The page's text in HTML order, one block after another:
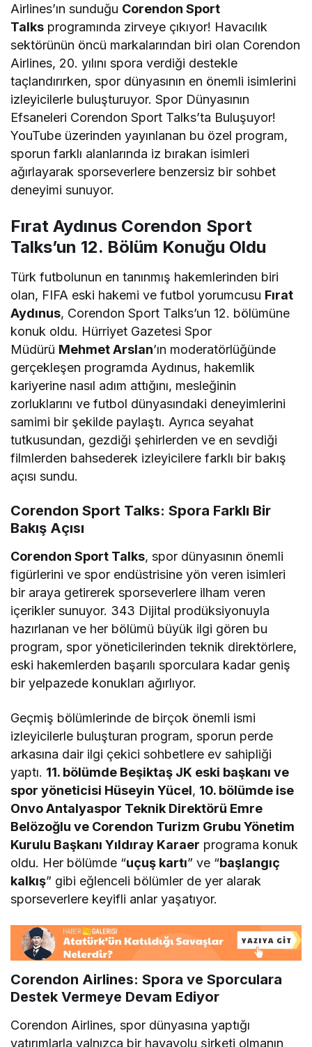
Airlines’ın sunduğu Corendon Sport
Talks programında zirveye çıkıyor! Havacılık
sektörünün öncü markalarından biri olan Corendon
Airlines, 20. yılını spora verdiği destekle
taçlandırırken, spor dünyasının en önemli isimlerini
izleyicilerle buluşturuyor. Spor Dünyasının
Efsaneleri Corendon Sport Talks’ta Buluşuyor!
YouTube üzerinden yayınlanan bu özel program,
sporun farklı alanlarında iz bırakan isimleri
ağırlayarak sporseverlere benzersiz bir sohbet
deneyimi sunuyor.
Fırat Aydınus Corendon Sport
Talks’un 12. Bölüm Konuğu Oldu
Türk futbolunun en tanınmış hakemlerinden biri
olan, FIFA eski hakemi ve futbol yorumcusu Fırat
Aydınus, Corendon Sport Talks’un 12. bölümüne
konuk oldu. Hürriyet Gazetesi Spor
Müdürü Mehmet Arslan’ın moderatörlüğünde
gerçekleşen programda Aydınus, hakemlik
kariyerine nasıl adım attığını, mesleğinin
zorluklarını ve futbol dünyasındaki deneyimlerini
samimi bir şekilde paylaştı. Ayrıca seyahat
tutkusundan, gezdiği şehirlerden ve en sevdiği
filmlerden bahsederek izleyicilere farklı bir bakış
açısı sundu.
Corendon Sport Talks: Spora Farklı Bir
Bakış Açısı
Corendon Sport Talks, spor dünyasının önemli
figürlerini ve spor endüstrisine yön veren isimleri
bir araya getirerek sporseverlere ilham veren
içerikler sunuyor. 343 Dijital prodüksiyonuyla
hazırlanan ve her bölümü büyük ilgi gören bu
program, spor yöneticilerinden teknik direktörlere,
eski hakemlerden başarılı sporculara kadar geniş
bir yelpazede konukları ağırlıyor.
Geçmiş bölümlerinde de birçok önemli ismi
izleyicilerle buluşturan program, sporun perde
arkasına dair ilgi çekici sohbetlere ev sahipliği
yaptı. 11. bölümde Beşiktaş JK eski başkanı ve
spor yöneticisi Hüseyin Yücel, 10. bölümde ise
Onvo Antalyaspor Teknik Direktörü Emre
Belözoğlu ve Corendon Turizm Grubu Yönetim
Kurulu Başkanı Yıldıray Karaer programa konuk
oldu. Her bölümde “uçuş kartı” ve “başlangıç
kalkış” gibi eğlenceli bölümler de yer alarak
sporseverlere keyifli anlar yaşatıyor.
Corendon Airlines: Spora ve Sporculara
Destek Vermeye Devam Ediyor
Corendon Airlines, spor dünyasına yaptığı
yatırımlarla yalnızca bir havayolu şirketi olmanın